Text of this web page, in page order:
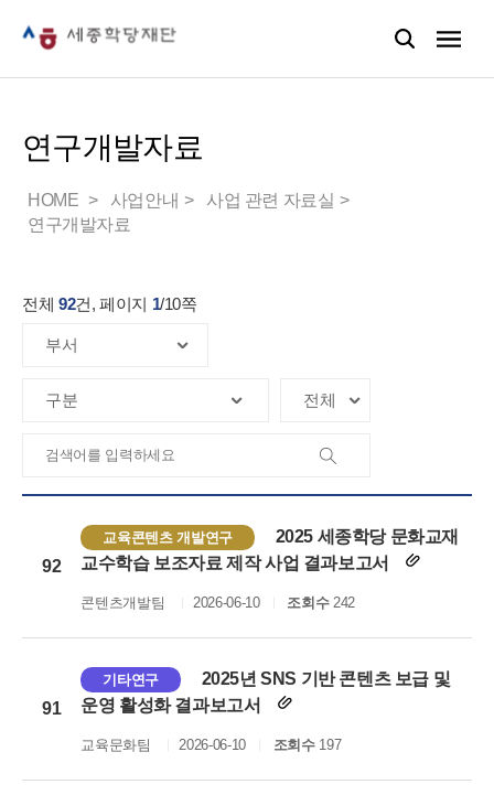
연구개발자료
HOME 사업안내
사업 관련 자료실
연구개발자료
전체 92건, 페이지 1/10쪽
92
교육콘텐츠 개발연구
2025 세종학당 문화교재
교수학습 보조자료 제작 사업 결과보고서
콘텐츠개발팀 2026-06-10 조회수242
91
기타연구
2025년 SNS 기반 콘텐츠 보급 및
운영 활성화 결과보고서
교육문화팀 2026-06-10 조회수197